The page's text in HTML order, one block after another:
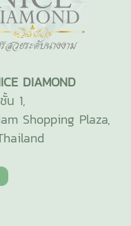
DIAMOND
น 1,
Shopping Plaza,